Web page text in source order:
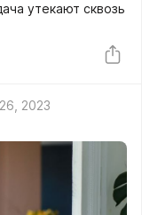
утекают сквозь
2023